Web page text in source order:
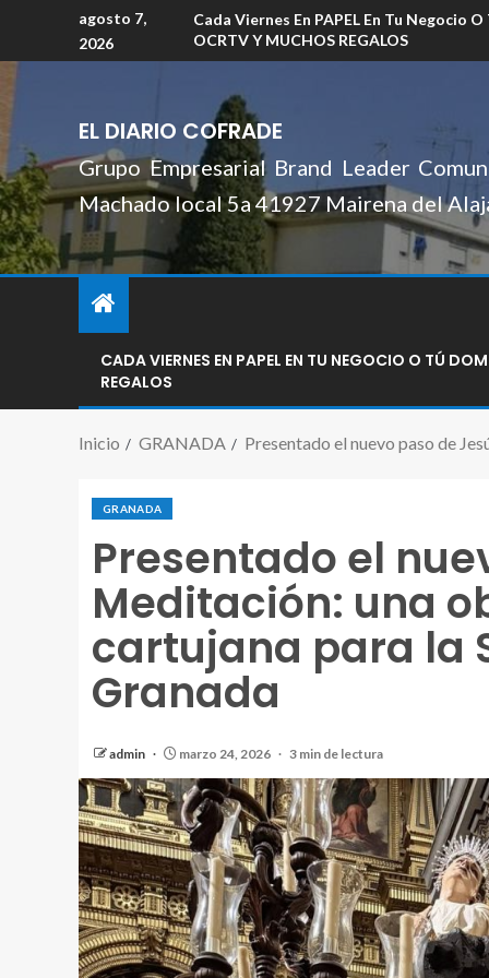
agosto 7,
2026
Cada Viernes En PAPEL En Tu Negocio
OCRTV Y MUCHOS REGALOS
EL DIARIO COFRADE
Grupo Empresarial Brand Leader
Machado local 5a 41927 Mairena del
CADA VIERNES EN PAPEL EN TU NEGOCIO O TÚ
REGALOS
Inicio GRANADA Presentado el nuevo paso de
GRANADA
Presentado el
Meditación: una
cartujana para la
Granada
admin marzo 24, 2026 3 min de lectura